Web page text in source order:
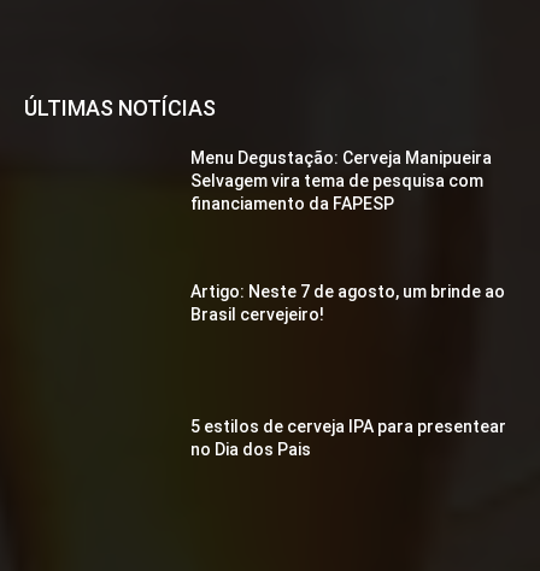
ÚLTIMAS NOTÍCIAS
Menu Degustação: Cerveja Manipueira
Selvagem vira tema de pesquisa com
financiamento da FAPESP
Artigo: Neste 7 de agosto, um brinde ao
Brasil cervejeiro!
5 estilos de cerveja IPA para presentear
no Dia dos Pais